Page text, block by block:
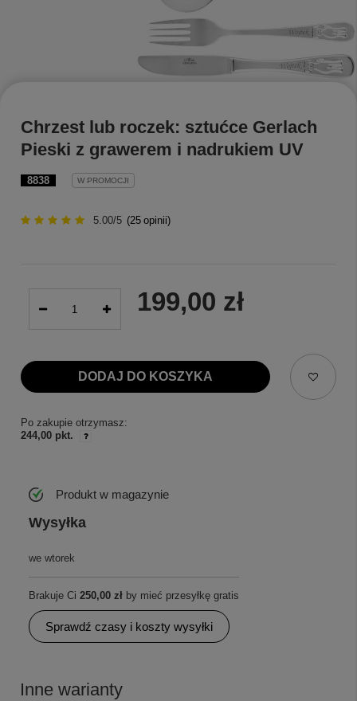
8838 W PROMOCJI
Chrzest lub roczek: sztućce Gerlach
Pieski z grawerem i nadrukiem UV
5.00/5 (25 opinii)
199,00 zł
DODAJ DO KOSZYKA
Po zakupie otrzymasz:
244,00 pkt.
Produkt w magazynie
Wysyłka
we wtorek
Brakuje Ci 250,00 zł by mieć przesyłkę gratis
Sprawdź czasy i koszty wysyłki
Inne warianty